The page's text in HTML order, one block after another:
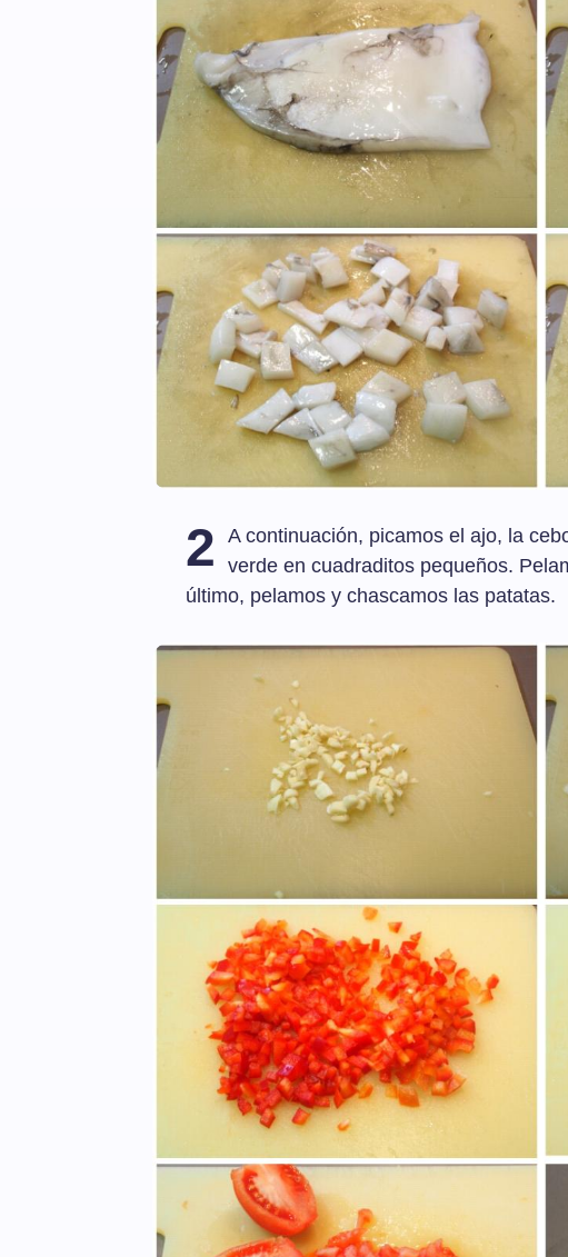
2
A continuación, picamos el ajo, la
verde en cuadraditos pequeños.
último, pelamos y chascamos las patatas.